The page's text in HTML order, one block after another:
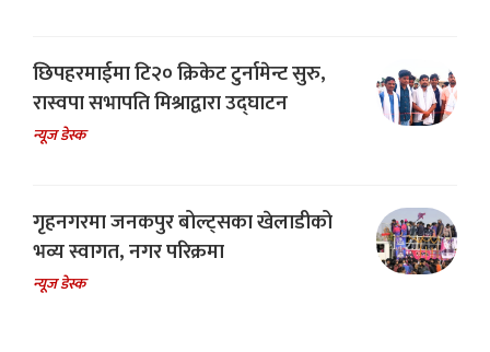
छिपहरमाईमा टि२० क्रिकेट टुर्नामेन्ट सुरु,
रास्वपा सभापति मिश्राद्वारा उद्घाटन
न्यूज डेस्क
गृहनगरमा जनकपुर बोल्ट्सका खेलाडीको
भव्य स्वागत, नगर परिक्रमा
न्यूज डेस्क